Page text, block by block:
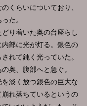
くらいについており、
た。
り着いた奥の台座らし
部に光が灯る。銀色の
れて鈍く光っていた。
奥、腹部へと急ぐ。
淡く放つ銀色の巨大な
れ落ちているというの